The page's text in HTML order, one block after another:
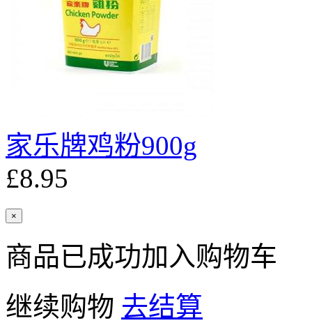
家乐牌鸡粉900g
£8.95
×
商品已成功加入购物车
继续购物 去结算